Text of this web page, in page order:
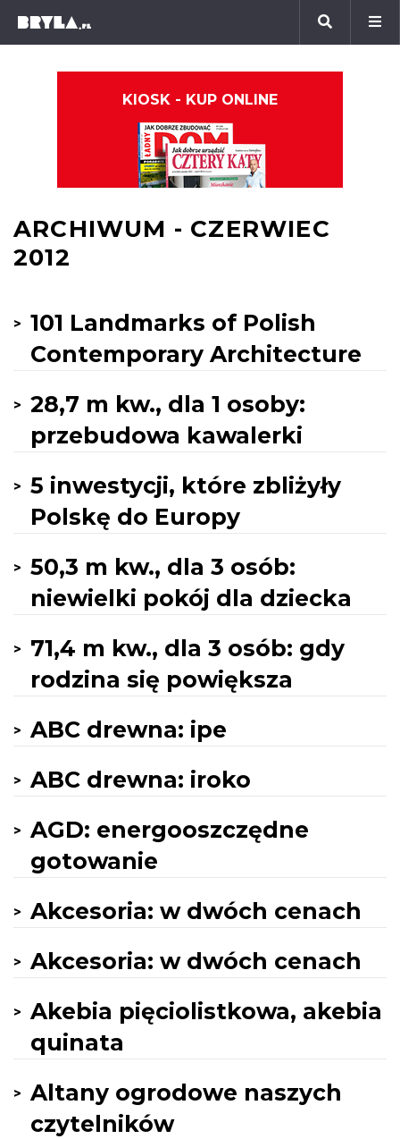
KIOSK - KUP ONLINE
ARCHIWUM - CZERWIEC
2012
101 Landmarks of Polish
Contemporary Architecture
28,7 m kw., dla 1 osoby:
przebudowa kawalerki
5 inwestycji, które zbliżyły
Polskę do Europy
50,3 m kw., dla 3 osób:
niewielki pokój dla dziecka
71,4 m kw., dla 3 osób: gdy
rodzina się powiększa
ABC drewna: ipe
ABC drewna: iroko
AGD: energooszczędne
gotowanie
Akcesoria: w dwóch cenach
Akcesoria: w dwóch cenach
Akebia pięciolistkowa, akebia
quinata
Altany ogrodowe naszych
czytelników